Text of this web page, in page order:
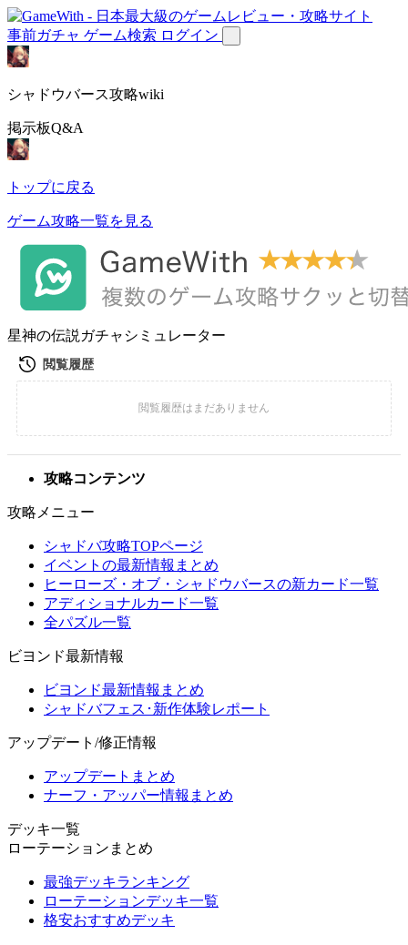
事前ガチャ ゲーム検索 ログイン
シャドウバース攻略wiki
掲示板Q&A
トップに戻る
ゲーム攻略一覧を見る
星神の伝説ガチャシミュレーター
攻略コンテンツ
攻略メニュー
シャドバ攻略TOPページ
イベントの最新情報まとめ
ヒーローズ・オブ・シャドウバースの新カード一覧
アディショナルカード一覧
全パズル一覧
ビヨンド最新情報
ビヨンド最新情報まとめ
シャドバフェス･新作体験レポート
アップデート/修正情報
アップデートまとめ
ナーフ・アッパー情報まとめ
デッキ一覧
ローテーションまとめ
最強デッキランキング
ローテーションデッキ一覧
格安おすすめデッキ